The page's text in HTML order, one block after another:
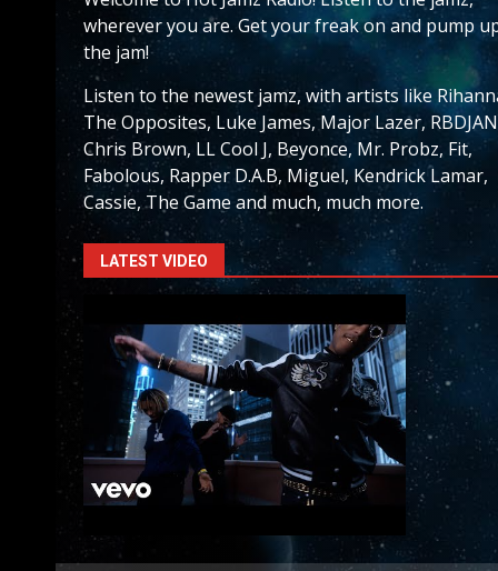
wherever you are. Get your freak on and pump
the jam!
Listen to the newest jamz, with artists like
The Opposites, Luke James, Major Lazer,
Chris Brown, LL Cool J, Beyonce, Mr. Probz, Fit,
Fabolous, Rapper D.A.B, Miguel, Kendrick Lamar,
Cassie, The Game and much, much more.
LATEST VIDEO